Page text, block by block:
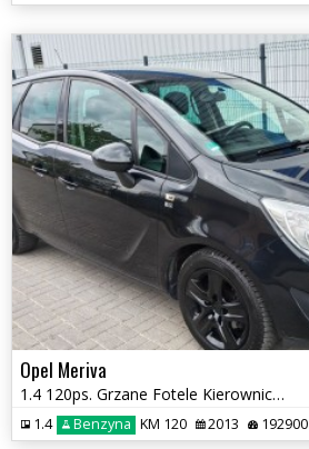
Opel Meriva
1.4 120ps. Grzane Fotele Kierownica Klimatyzacja 2013
1.4 Benzyna KM 120 2013 192900